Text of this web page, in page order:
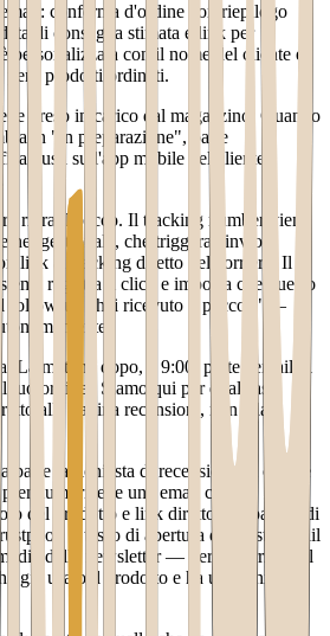
conferma d'ordine con riepilogo
di consegna stimata e link per
personalizzata con il nome del cliente e
per i prodotti ordinati.
preso in carico dal magazzino. Quando
in "in preparazione", parte
push sull'app mobile del cliente.
ritira il pacco. Il tracking number viene
nel gestionale, che triggera l'invio
link al tracking diretto del corriere. Il
registra il click e imposta che questo
follow-up "hai ricevuto il pacco?" —
La mattina dopo, a 9:00, parte l'email di
ordine? Siamo qui per qualsiasi
alla pagina recensioni, non alla
parte la richiesta di recensione. Il cliente
riceve una email con un
del prodotto e link diretto alla pagina di
Il tasso di apertura di questa email
delle newsletter — perché arriva nel
già usato il prodotto e ha un'opinione